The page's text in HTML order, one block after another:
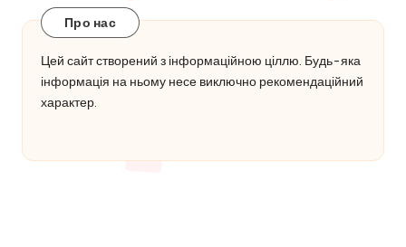
Про нас
Цей сайт створений з інформаційною ціллю. Будь-яка
інформація на ньому несе виключно рекомендаційний
характер.